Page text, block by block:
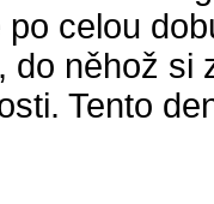
celou
něhož si
Tento